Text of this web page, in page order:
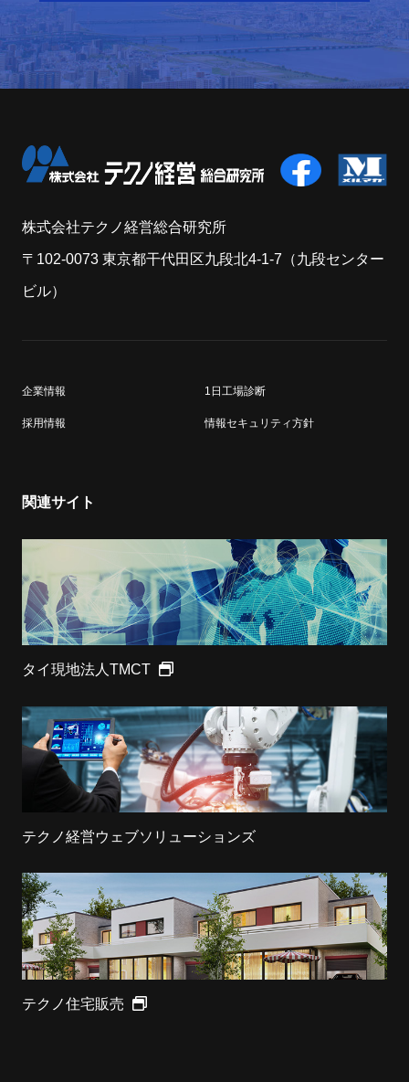
株式会社テクノ経営総合研究所
〒102-0073 東京都干代田区九段北4-1-7（九段センター
ビル）
企業情報 1日工場診断
採用情報 情報セキュリティ方針
関連サイト
タイ現地法人TMCT
テクノ経営ウェブソリューションズ
テクノ住宅販売